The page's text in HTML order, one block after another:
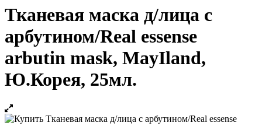
Тканевая маска д/лица с
арбутином/Real essense
arbutin mask, MayIland,
Ю.Корея, 25мл.